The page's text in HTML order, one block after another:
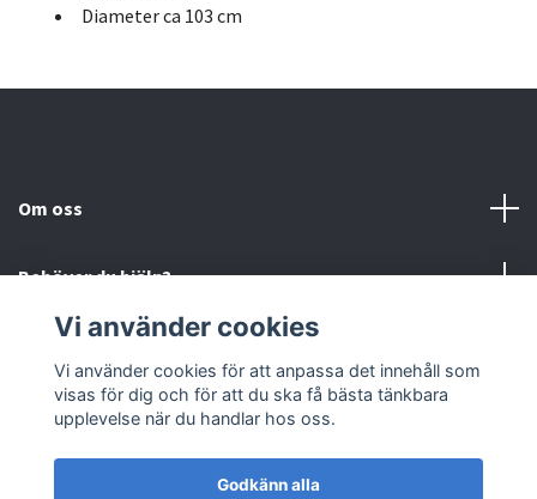
Diameter ca 103 cm
Om oss
Behöver du hjälp?
Läs mer
Sociala medier
Vi använder cookies
Vi använder cookies för att anpassa det innehåll som
visas för dig och för att du ska få bästa tänkbara
upplevelse när du handlar hos oss.
Godkänn alla